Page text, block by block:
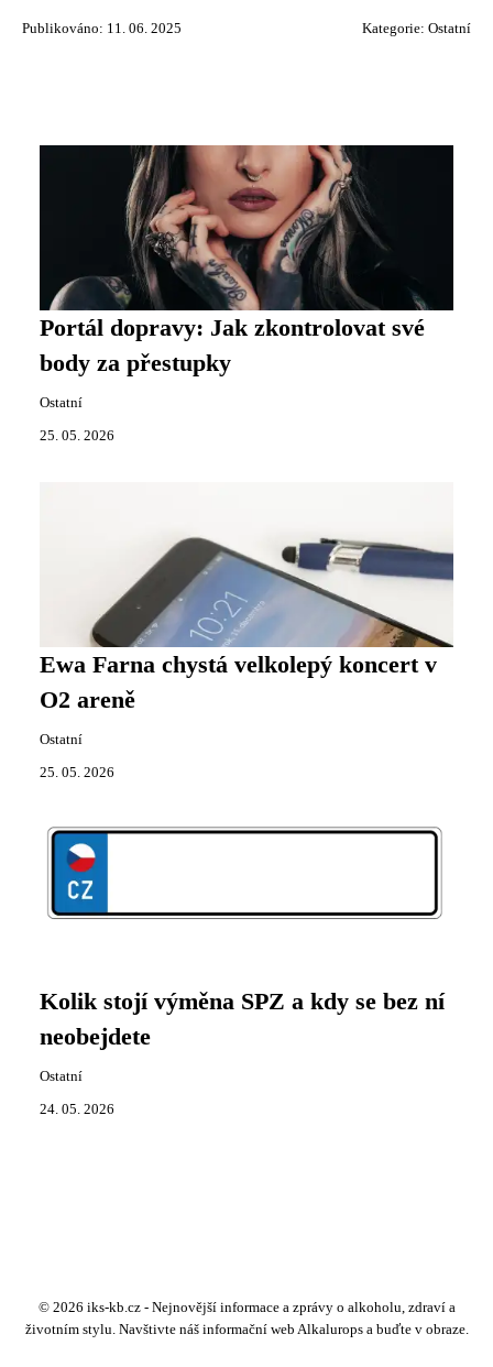
Publikováno: 11. 06. 2025 Kategorie: Ostatní
Portál dopravy: Jak zkontrolovat své
body za přestupky
Ostatní
25. 05. 2026
Ewa Farna chystá velkolepý koncert v
O2 areně
Ostatní
25. 05. 2026
Kolik stojí výměna SPZ a kdy se bez ní
neobejdete
Ostatní
24. 05. 2026
© 2026 iks-kb.cz - Nejnovější informace a zprávy o alkoholu, zdraví a
životním stylu. Navštivte náš informační web Alkalurops a buďte v obraze.